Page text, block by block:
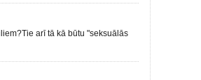
arī tā kā būtu "seksuālās